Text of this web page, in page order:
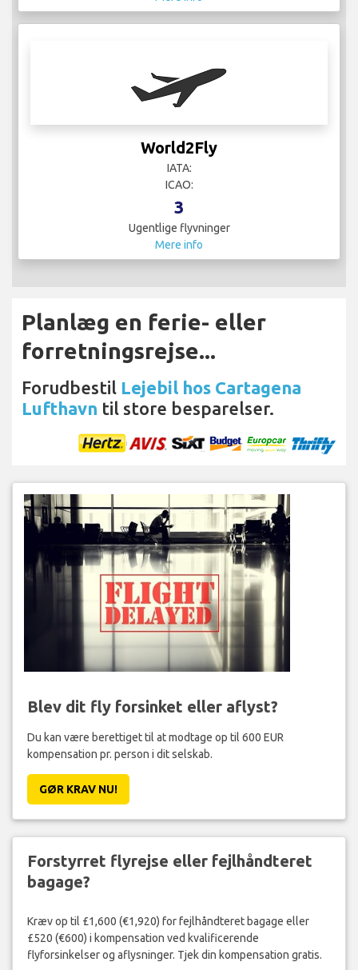
World2Fly
IATA:
ICAO:
3
Ugentlige flyvninger
Mere info
Planlæg en ferie- eller
forretningsrejse...
Forudbestil Lejebil hos Cartagena
Lufthavn til store besparelser.
Blev dit fly forsinket eller aflyst?
Du kan være berettiget til at modtage op til 600 EUR
kompensation pr. person i dit selskab.
GØR KRAV NU!
Forstyrret flyrejse eller fejlhåndteret
bagage?
Kræv op til £1,600 (€1,920) for fejlhåndteret bagage eller
£520 (€600) i kompensation ved kvalificerende
flyforsinkelser og aflysninger. Tjek din kompensation gratis.